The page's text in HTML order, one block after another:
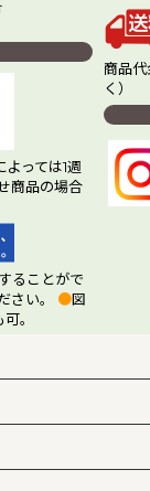
っては1週
商品の場合
ることがで
さい。 ●図
。
商品
く）